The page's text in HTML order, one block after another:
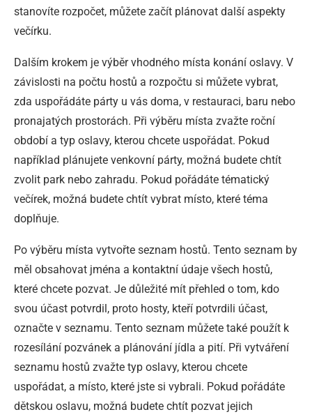
stanovíte rozpočet, můžete začít plánovat další aspekty
večírku.
Dalším krokem je výběr vhodného místa konání oslavy. V
závislosti na počtu hostů a rozpočtu si můžete vybrat,
zda uspořádáte párty u vás doma, v restauraci, baru nebo
pronajatých prostorách. Při výběru místa zvažte roční
období a typ oslavy, kterou chcete uspořádat. Pokud
například plánujete venkovní párty, možná budete chtít
zvolit park nebo zahradu. Pokud pořádáte tématický
večírek, možná budete chtít vybrat místo, které téma
doplňuje.
Po výběru místa vytvořte seznam hostů. Tento seznam by
měl obsahovat jména a kontaktní údaje všech hostů,
které chcete pozvat. Je důležité mít přehled o tom, kdo
svou účast potvrdil, proto hosty, kteří potvrdili účast,
označte v seznamu. Tento seznam můžete také použít k
rozesílání pozvánek a plánování jídla a pití. Při vytváření
seznamu hostů zvažte typ oslavy, kterou chcete
uspořádat, a místo, které jste si vybrali. Pokud pořádáte
dětskou oslavu, možná budete chtít pozvat jejich